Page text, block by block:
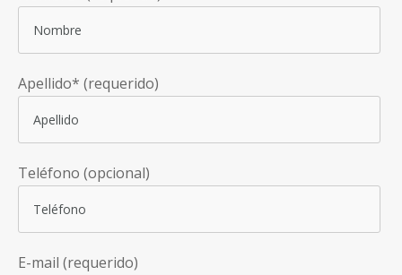
Apellido* (requerido)
Teléfono (opcional)
E-mail (requerido)